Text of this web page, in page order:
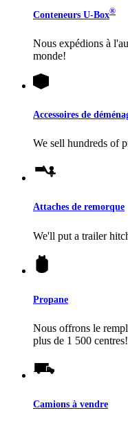
Conteneurs U-Box®
Nous expédions à
monde!
Accessoires de
We sell hundreds of
Attaches de remorque
We'll put a trailer
Propane
Nous offrons le
plus de 1 500 centres!
Camions à vendre